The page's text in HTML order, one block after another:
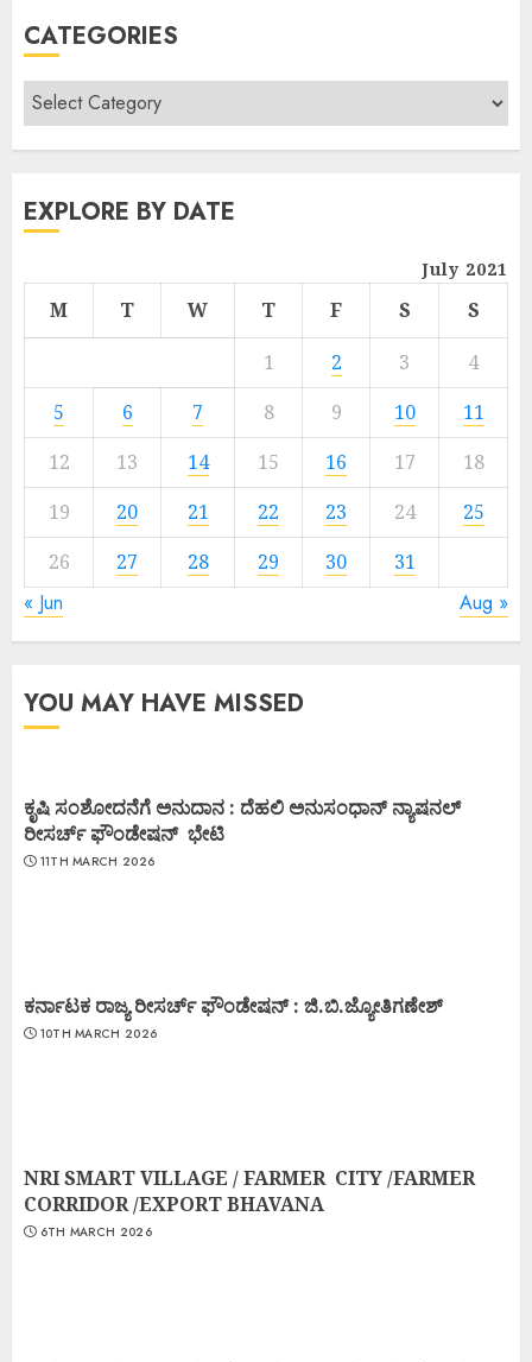
CATEGORIES
EXPLORE BY DATE
July 2021
M T W T F S
S
1
2 3
4
5
6 7 8 9 10
11
12
13 14 15 16 17
18
19
20 21 22 23 24
25
26
27 28 29 30 31
« Jun Aug »
YOU MAY HAVE MISSED
ಕೃಷಿ ಸಂಶೋದನೆಗೆ ಅನುದಾನ : ದೆಹಲಿ ಅನುಸಂಧಾನ್ ನ್ಯಾಷನಲ್
ರೀಸರ್ಚ್ ಫೌಂಡೇಷನ್ ಭೇಟಿ
11TH MARCH 2026
ಕರ್ನಾಟಕ ರಾಜ್ಯ ರೀಸರ್ಚ್ ಫೌಂಡೇಷನ್ : ಜಿ.ಬಿ.ಜ್ಯೋತಿಗಣೇಶ್
10TH MARCH 2026
NRI SMART VILLAGE / FARMER CITY /FARMER
CORRIDOR /EXPORT BHAVANA
6TH MARCH 2026